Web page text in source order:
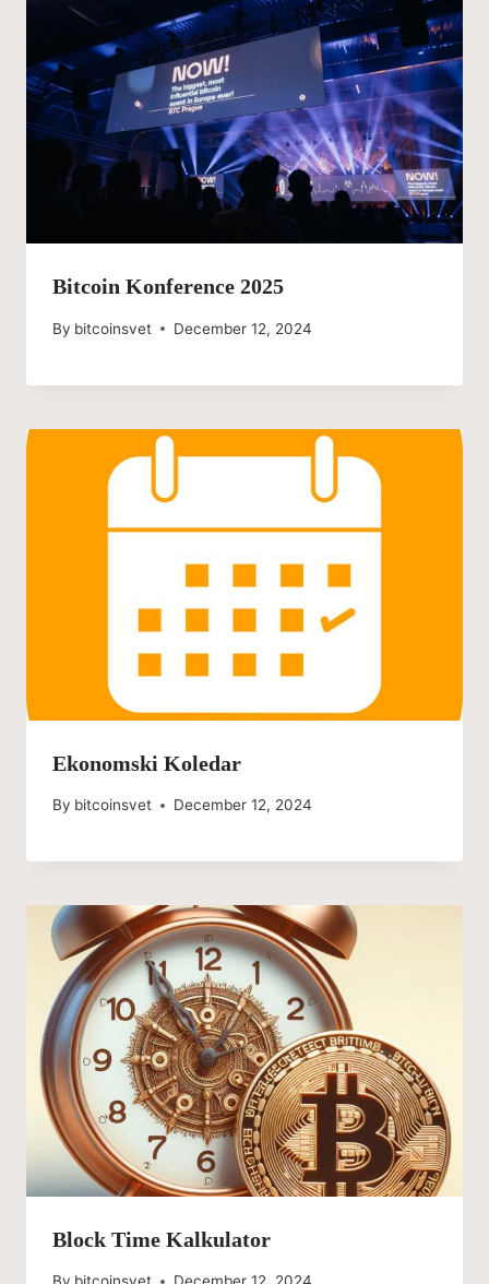
Bitcoin Konference 2025
By bitcoinsvet December 12, 2024
Ekonomski Koledar
By bitcoinsvet December 12, 2024
Block Time Kalkulator